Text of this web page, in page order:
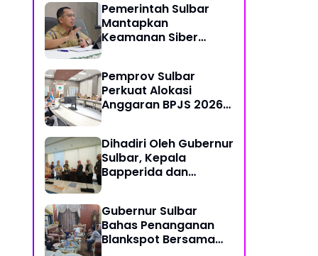
Pemerintah Sulbar
Mantapkan
Keamanan Siber
Enam Kabupaten
Pemprov Sulbar
Perkuat Alokasi
Anggaran BPJS 2026
Dihadiri Oleh Gubernur
Sulbar, Kepala
Bapperida dan
Titik Akses Internet
Gubernur Sulbar
Bahas Penanganan
Blankspot Bersama